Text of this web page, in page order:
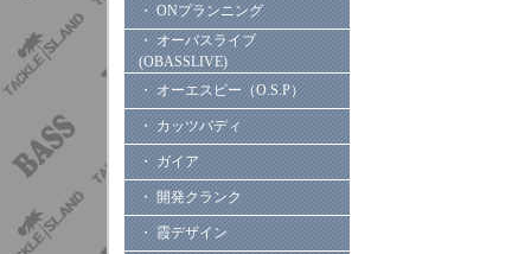
・ ONプランニング
・ オーバスライブ
(OBASSLIVE)
・ オーエスピー（O.S.P）
・ カッツバディ
・ ガイア
・ 開発クランク
・ 霞デザイン